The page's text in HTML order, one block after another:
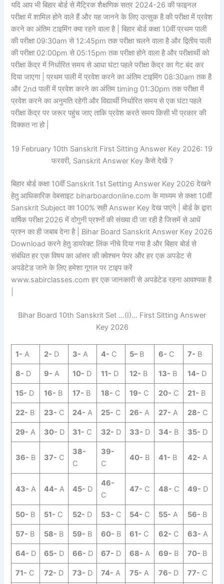
यदि आप भी बिहार बोर्ड से मैट्रिक शैक्षणिक सत्र 2024-26 की फाइनल
परीक्षा में शामिल होने वाले हैं और यह जानने के लिए उत्सुक है की परीक्षा में प्रवेश
करने का अंतिम टाइमिंग क्या रहने वाला है | बिहार बोर्ड कक्षा 10वीं प्रथम पाली
की परीक्षा 09:30am से 12:45pm तक परीक्षा चलने वाला है और द्वितीय पाली
की परीक्षा 02:00pm से 05:15pm तक परीक्षा होने वाला है और परीक्षार्थी को
परीक्षा केंद्र में निर्धारित समय से आधा घंटा पहले परीक्षा केंद्र का गेट बंद कर
दिया जाएगा | प्रथम पाली में प्रवेश करने का अंतिम टाइमिंग 08:30am तक है
और 2nd पाली में प्रवेश करने का अंतिम timing 01:30pm तक परीक्षा में
प्रवेश करने का अनुमति रहेगी और विद्यार्थी निर्धारित समय से एक घंटा पहले
परीक्षा केंद्र पर जरूर पहुंच जाए ताकि प्रवेश करते समय किसी भी प्रकार की
दिक्कत ना हो |
19 February 10th Sanskrit First Sitting Answer Key 2026: 19
फरवरी, Sanskrit Answer Key कैसे देखें ?
बिहार बोर्ड कक्षा 10वीं Sanskrit 1st Setting Answer Key 2026 देखने
हेतु आधिकारिक वेबसाइट biharboardonline.com के माध्यम से कक्षा 10वीं
Sanskrit Subject का 100% सही Answer Key देख पाएंगे | बोर्ड के द्वारा
वार्षिक परीक्षा 2026 में दोगुनी प्रश्नों की संख्या दी जा रही है जिसमें से आधें
प्रश्न का ही जबाब देना है | Bihar Board Sanskrit Answer Key 2026
Download करने हेतु डायरेक्ट लिंक नीचे दिया गया है और बिहार बोर्ड से
संबंधित हर एक विषय का आंसर की क्वेश्चन पेपर और हर एक अपडेट से
अपडेटेड जाने के लिए हमेशा गूगल पर टाइप करें
www.sabirclasses.com हर एक जानकारी से अपडेटेड रहना आवश्यक है
Bihar Board 10th Sanskrit Set …(I)… First Sitting Answer
Key 2026
1- A 2- D 3- A 4- C 5–B 6- C 7- B
8- D 9- A 10- D 11- D 12- B 13- B 14- D
15- D 16- B 17- B 18- C 19- C 20- C 21- B
22- B 23- C 24- A 25- C 26- A 27- A 28- C
29- A 30- D 31- C 32- D 33- D 34- B 35- D
36- B 37- C
38-
C
39-
C
40- B 41- B 42- A
43- A 44- A 45- D
46-
C
47- C 48- C 49- D
50- B 51- C 52- D 53- C 54- C 55- A 56- B
57- B 58- B 59- B 60- B 61- C 62- C 63- A
64- D 65- D 66- D 67- D 68- A 69- B 70- B
71- C 72- D 73- D 74- A 75- A 76- D 77- C